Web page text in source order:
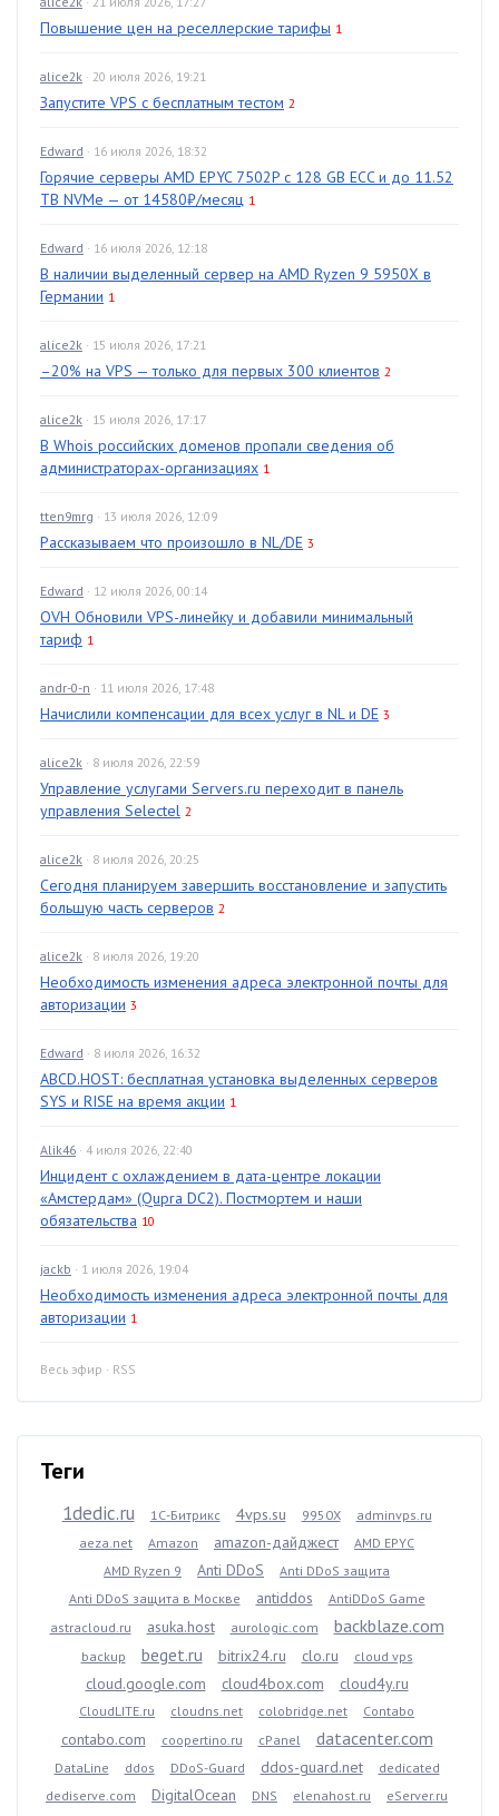
Повышение цен на реселлерские тарифы 1
alice2k · 20 июля 2026, 19:21
Запустите VPS с бесплатным тестом 2
Edward · 16 июля 2026, 18:32
Горячие серверы AMD EPYC 7502P с 128 GB ECC и до 11.52
TB NVMe — от 14580₽/месяц 1
Edward · 16 июля 2026, 12:18
В наличии выделенный сервер на AMD Ryzen 9 5950X в
Германии 1
alice2k · 15 июля 2026, 17:21
–20% на VPS — только для первых 300 клиентов 2
alice2k · 15 июля 2026, 17:17
В Whois российских доменов пропали сведения об
администраторах-организациях 1
tten9mrg · 13 июля 2026, 12:09
Рассказываем что произошло в NL/DE 3
Edward · 12 июля 2026, 00:14
OVH Обновили VPS-линейку и добавили минимальный
тариф 1
andr-0-n · 11 июля 2026, 17:48
Начислили компенсации для всех услуг в NL и DE 3
alice2k · 8 июля 2026, 22:59
Управление услугами Servers.ru переходит в панель
управления Selectel 2
alice2k · 8 июля 2026, 20:25
Сегодня планируем завершить восстановление и запустить
большую часть серверов 2
alice2k · 8 июля 2026, 19:20
Необходимость изменения адреса электронной почты для
авторизации 3
Edward · 8 июля 2026, 16:32
ABCD.HOST: бесплатная установка выделенных серверов
SYS и RISE на время акции 1
Alik46 · 4 июля 2026, 22:40
Инцидент с охлаждением в дата-центре локации
«Амстердам» (Qupra DC2). Постмортем и наши
обязательства 10
jackb · 1 июля 2026, 19:04
Необходимость изменения адреса электронной почты для
авторизации 1
Весь эфир · RSS
Теги
1dedic.ru 1С-Битрикс 4vps.su 9950X
adminvps.ru
aeza.net
Amazon amazon-дайджест
AMD EPYC
AMD Ryzen 9
Anti DDoS
Anti DDoS защита
Anti DDoS защита в Москве
antiddos
AntiDDoS Game
astracloud.ru
asuka.host aurologic.com backblaze.com
backup beget.ru bitrix24.ru clo.ru cloud vps
cloud.google.com cloud4box.com cloud4y.ru
CloudLITE.ru cloudns.net colobridge.net Contabo
contabo.com coopertino.ru cPanel datacenter.com
DataLine ddos DDoS-Guard ddos-guard.net
dedicated
dediserve.com
DigitalOcean DNS elenahost.ru
eServer.ru